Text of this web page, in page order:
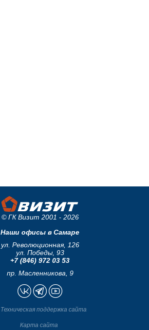
© ГК Визит 2001 - 2026
Наши офисы в Самаре
ул. Революционная, 126
ул. Победы, 93
+7 (846) 972 03 53
пр. Масленникова, 9
Техническая поддержка сайта
Карта сайта